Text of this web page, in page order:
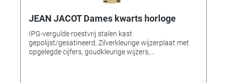
JEAN JACOT Dames kwarts horloge
IPG-vergulde roestvrij stalen kast
gepolijst/gesatineerd; Zilverkleurige wijzerplaat met
opgelegde cijfers, goudkleurige wijzers,